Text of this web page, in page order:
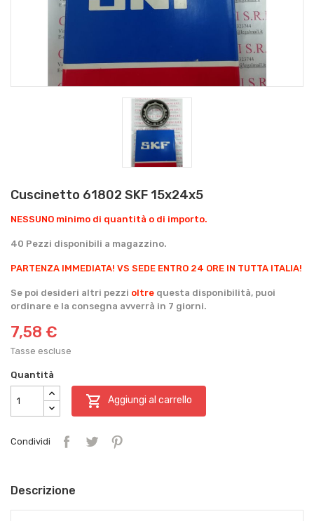
Cuscinetto 61802 SKF 15x24x5
NESSUNO minimo di quantità o di importo.
40 Pezzi disponibili a magazzino.
PARTENZA IMMEDIATA! VS SEDE ENTRO 24 ORE IN TUTTA ITALIA!
Se poi desideri altri pezzi oltre questa disponibilità, puoi
ordinare e la consegna avverrà in 7 giorni.
7,58 €
Tasse escluse
Quantità
 Aggiungi al carrello
Condividi
Descrizione